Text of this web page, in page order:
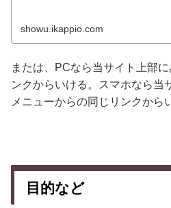
showu.ikappio.com
または、PCなら当サイト上部に
ンクからいける。スマホなら当
メニューからの同じリンクから
目的など